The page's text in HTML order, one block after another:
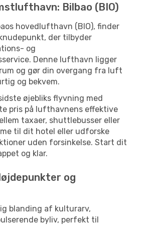
Bilbao (BIO)
hovedlufthavn (BIO), finder
der tilbyder
og
Denne lufthavn ligger
og gør din overgang fra luft
og bekvem.
øjebliks flyvning med
pris på lufthavnens effektive
taxaer, shuttlebusser eller
til dit hotel eller udforske
uden forsinkelse. Start dit
og klar.
og
blanding af kulturarv,
byliv, perfekt til